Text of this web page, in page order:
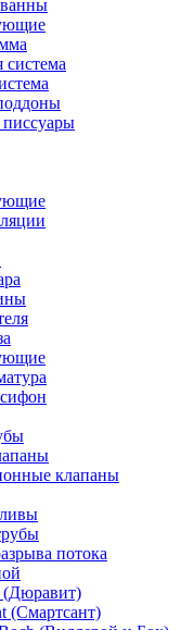
система
клапаны
потока
(Смартсант)